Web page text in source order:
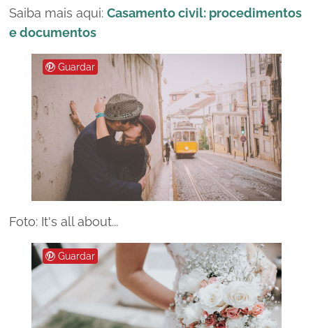
Saiba mais aqui: Casamento civil: procedimentos
e documentos
Guardar
Foto: It's all about...
Guardar